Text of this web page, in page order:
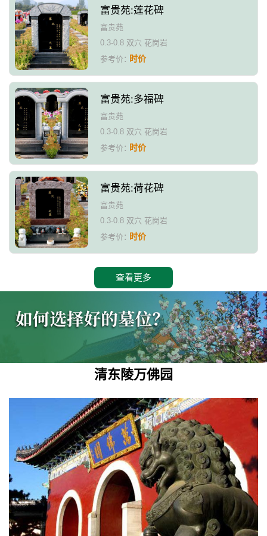
富贵苑:莲花碑
富贵苑
0.3-0.8 双穴 花岗岩
参考价：时价
富贵苑:多福碑
富贵苑
0.3-0.8 双穴 花岗岩
参考价：时价
富贵苑:荷花碑
富贵苑
0.3-0.8 双穴 花岗岩
参考价：时价
查看更多
清东陵万佛园